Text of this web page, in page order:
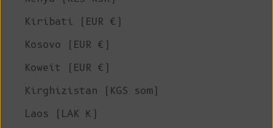
Kiribati (EUR €)
Kosovo (EUR €)
Koweït (EUR €)
Kirghizistan (KGS som)
Laos (LAK ₭)